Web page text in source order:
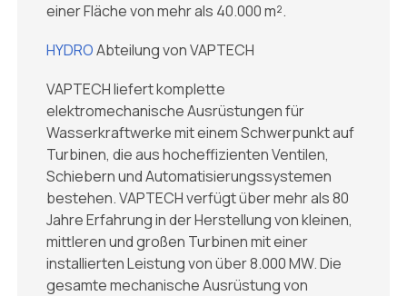
einer Fläche von mehr als 40.000 m².
HYDROAbteilung von VAPTECH
VAPTECH liefert komplette
elektromechanische Ausrüstungen für
Wasserkraftwerke mit einem Schwerpunkt auf
Turbinen, die aus hocheffizienten Ventilen,
Schiebern und Automatisierungssystemen
bestehen. VAPTECH verfügt über mehr als 80
Jahre Erfahrung in der Herstellung von kleinen,
mittleren und großen Turbinen mit einer
installierten Leistung von über 8.000 MW. Die
gesamte mechanische Ausrüstung von